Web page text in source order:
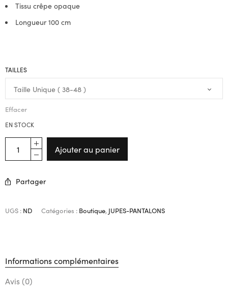
Tissu crêpe opaque
Longueur 100 cm
TAILLES
Effacer
EN STOCK
Ajouter au panier
Partager
UGS : ND Catégories : Boutique, JUPES-PANTALONS
Informations complémentaires
Avis (0)